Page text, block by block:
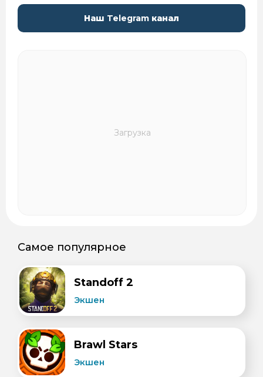
Наш Telegram канал
Самое популярное
Standoff 2
Экшен
Brawl Stars
Экшен